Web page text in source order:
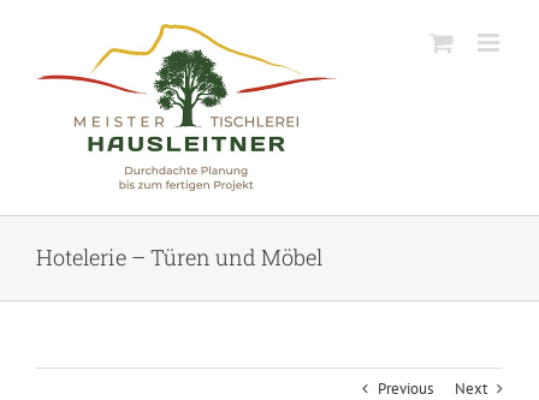
Hotelerie – Türen und Möbel
Previous Next